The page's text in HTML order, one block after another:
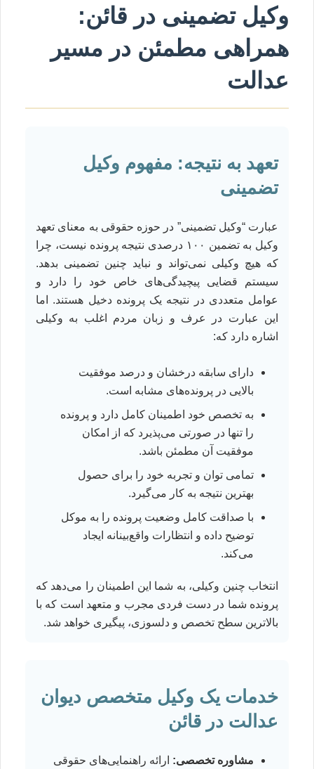
وکیل تضمینی در قائن:
همراهی مطمئن در مسیر
عدالت
تعهد به نتیجه: مفهوم وکیل
تضمینی
عبارت “وکیل تضمینی” در حوزه حقوقی به معنای تعهد
وکیل به تضمین ۱۰۰ درصدی نتیجه پرونده نیست، چرا
که هیچ وکیلی نمی‌تواند و نباید چنین تضمینی بدهد.
سیستم قضایی پیچیدگی‌های خاص خود را دارد و
عوامل متعددی در نتیجه یک پرونده دخیل هستند. اما
این عبارت در عرف و زبان مردم اغلب به وکیلی
اشاره دارد که:
دارای سابقه درخشان و درصد موفقیت
بالایی در پرونده‌های مشابه است.
به تخصص خود اطمینان کامل دارد و پرونده
را تنها در صورتی می‌پذیرد که از امکان
موفقیت آن مطمئن باشد.
تمامی توان و تجربه خود را برای حصول
بهترین نتیجه به کار می‌گیرد.
با صداقت کامل وضعیت پرونده را به موکل
توضیح داده و انتظارات واقع‌بینانه ایجاد
می‌کند.
انتخاب چنین وکیلی، به شما این اطمینان را می‌دهد که
پرونده شما در دست فردی مجرب و متعهد است که با
بالاترین سطح تخصص و دلسوزی، پیگیری خواهد شد.
خدمات یک وکیل متخصص دیوان
عدالت در قائن
مشاوره تخصصی: ارائه راهنمایی‌های حقوقی